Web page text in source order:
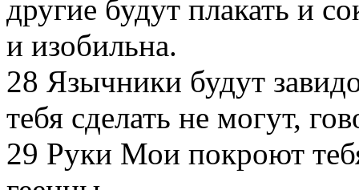
другие будут плакать и
и изобильна.
28 Язычники будут
тебя сделать не могут,
29 Руки Мои покроют